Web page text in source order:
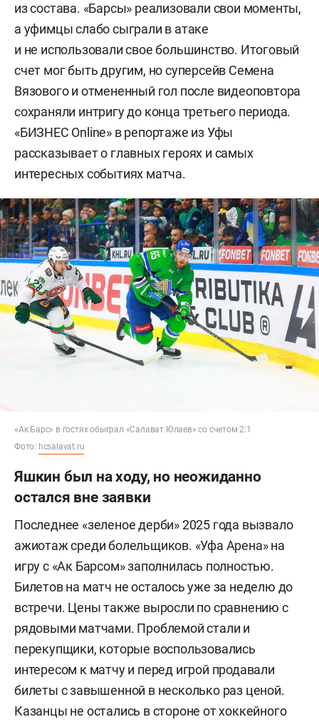
из состава. «Барсы» реализовали свои моменты,
а уфимцы слабо сыграли в атаке
и не использовали свое большинство. Итоговый
счет мог быть другим, но суперсейв Семена
Вязового и отмененный гол после видеоповтора
сохраняли интригу до конца третьего периода.
«БИЗНЕС Online» в репортаже из Уфы
рассказывает о главных героях и самых
интересных событиях матча.
«Ак Барс» в гостях обыграл «Салават Юлаев» со счетом 2:1
Фото: hcsalavat.ru
Яшкин был на ходу, но неожиданно
остался вне заявки
Последнее «зеленое дерби» 2025 года вызвало
ажиотаж среди болельщиков. «Уфа Арена» на
игру с «Ак Барсом» заполнилась полностью.
Билетов на матч не осталось уже за неделю до
встречи. Цены также выросли по сравнению с
рядовыми матчами. Проблемой стали и
перекупщики, которые воспользовались
интересом к матчу и перед игрой продавали
билеты с завышенной в несколько раз ценой.
Казанцы не остались в стороне от хоккейного